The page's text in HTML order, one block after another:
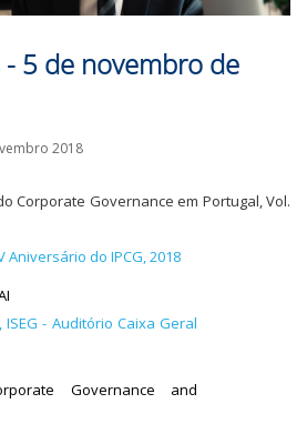
- 5 de novembro de
2018
Corporate Governance em Portugal, Vol.
do IPCG, 2018
- Auditório Caixa Geral
Governance and